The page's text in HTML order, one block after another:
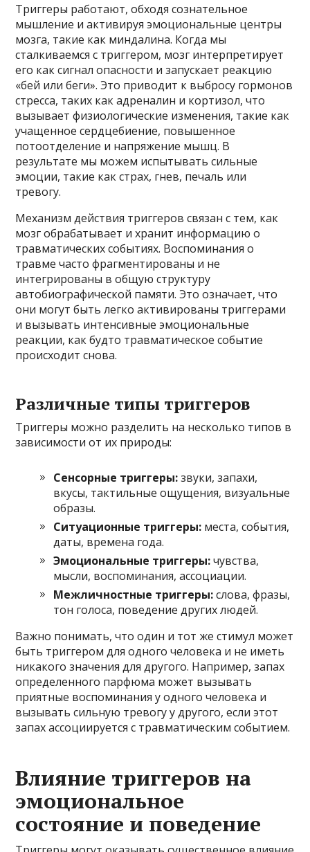
Триггеры работают, обходя сознательное
мышление и активируя эмоциональные центры
мозга, такие как миндалина. Когда мы
сталкиваемся с триггером, мозг интерпретирует
его как сигнал опасности и запускает реакцию
«бей или беги». Это приводит к выбросу гормонов
стресса, таких как адреналин и кортизол, что
вызывает физиологические изменения, такие как
учащенное сердцебиение, повышенное
потоотделение и напряжение мышц. В
результате мы можем испытывать сильные
эмоции, такие как страх, гнев, печаль или
тревогу.
Механизм действия триггеров связан с тем, как
мозг обрабатывает и хранит информацию о
травматических событиях. Воспоминания о
травме часто фрагментированы и не
интегрированы в общую структуру
автобиографической памяти. Это означает, что
они могут быть легко активированы триггерами
и вызывать интенсивные эмоциональные
реакции, как будто травматическое событие
происходит снова.
Различные типы триггеров
Триггеры можно разделить на несколько типов в
зависимости от их природы:
Сенсорные триггеры:звуки, запахи,
вкусы, тактильные ощущения, визуальные
образы.
Ситуационные триггеры: места, события,
даты, времена года.
Эмоциональные триггеры:чувства,
мысли, воспоминания, ассоциации.
Межличностные триггеры:слова, фразы,
тон голоса, поведение других людей.
Важно понимать, что один и тот же стимул может
быть триггером для одного человека и не иметь
никакого значения для другого. Например, запах
определенного парфюма может вызывать
приятные воспоминания у одного человека и
вызывать сильную тревогу у другого, если этот
запах ассоциируется с травматическим событием.
Влияние триггеров на
эмоциональное
состояние и поведение